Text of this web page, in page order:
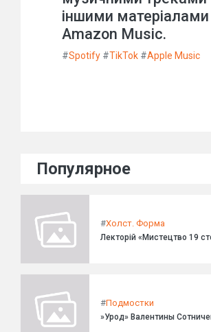
іншими матеріалами
Amazon Music.
#Spotify #TikTok #Apple Music
Популярное
#Холст. Форма
Лекторій «Мистецтво 19
#Подмостки
»Урод» Валентины